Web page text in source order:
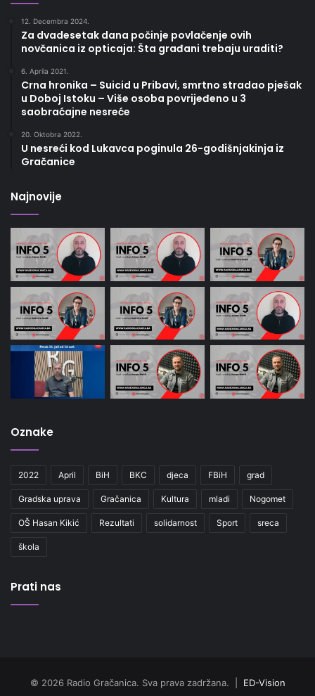
12. Decembra 2024.
Za dvadesetak dana počinje povlačenje ovih
novčanica iz opticaja: Šta građani trebaju uraditi?
6. Aprila 2021.
Crna hronika – Suicid u Pribavi, smrtno stradao pješak
u Doboj Istoku – Više osoba povrijeđeno u 3
saobraćajne nesreće
20. Oktobra 2022.
U nesreći kod Lukavca poginula 26-godišnjakinja iz
Gračanice
Najnovije
Oznake
2022 April BiH BKC djeca FBiH grad
Gradska uprava Gračanica Kultura mladi Nogomet
OŠ Hasan Kikić Rezultati solidarnost Sport sreca
škola
Prati nas
© 2026 Radio Gračanica. Sva prava zadržana. | ED-Vision